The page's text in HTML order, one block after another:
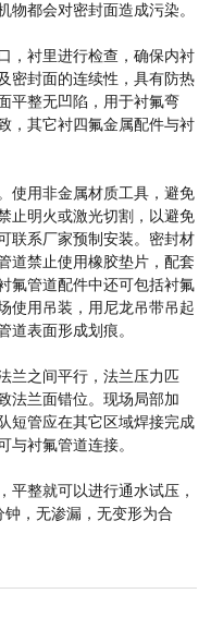
物都会对密封面造成污染。
，衬里进行检查，确保内衬
密封面的连续性，具有防热
平整无凹陷，用于衬氟弯
，其它衬四氟金属配件与衬
使用非金属材质工具，避免
止明火或激光切割，以避免
联系厂家预制安装。密封材
道禁止使用橡胶垫片，配套
氟管道配件中还可包括衬氟
使用吊装，用尼龙吊带吊起
道表面形成划痕。
兰之间平行，法兰压力匹
法兰面错位。现场局部加
短管应在其它区域焊接完成
与衬氟管道连接。
平整就可以进行通水试压，
，无渗漏，无变形为合